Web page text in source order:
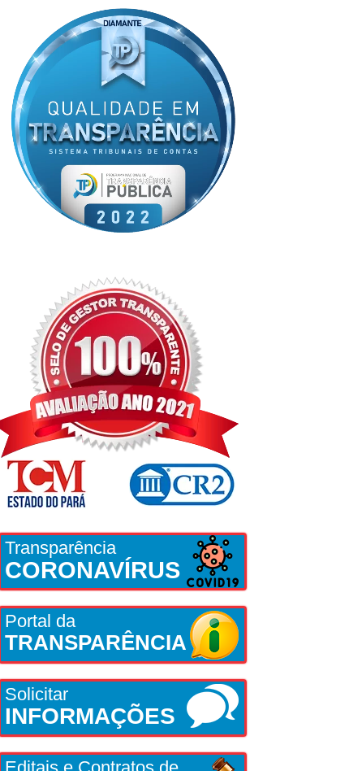
Transparência
CORONAVÍRUS
Portal da
TRANSPARÊNCIA
Solicitar
INFORMAÇÕES